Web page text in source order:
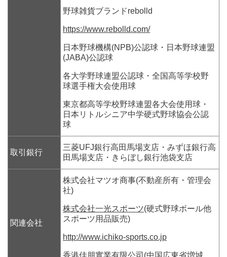
野球雑貨ブランドrebolld
https://www.rebolld.com/
日本野球機構(NPB)公認球・日本野球連盟
(JABA)公認球
各大学野球連盟公認球・全国高等学校野
球選手権大会使用球
東京都高等学校野球連盟各大会使用球・
日本リトルシニア中学硬式野球協会公認
球
取引銀行
三菱UFJ銀行高田馬場支店・みずほ銀行高
田馬場支店・きらぼし銀行池袋支店
関連会社
株式会社マツオ商事(不動産所有・管理会
社)
株式会社一光スポーツ(硬式野球ボール他
スポーツ用品販売)
http://www.ichiko-sports.co.jp